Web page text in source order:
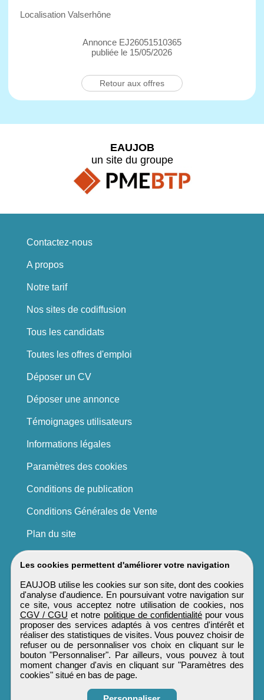
Localisation Valserhône
Annonce EJ26051510365
publiée le 15/05/2026
Retour aux offres
Les cookies permettent d'améliorer votre navigation
EAUJOB utilise les cookies sur son site, dont des cookies
d'analyse d'audience. En poursuivant votre navigation sur
ce site, vous acceptez notre utilisation de cookies, nos
CGV / CGU et notre politique de confidentialité pour vous
proposer des services adaptés à vos centres d'intérêt et
réaliser des statistiques de visites. Vous pouvez choisir de
refuser ou de personnaliser vos choix en cliquant sur le
bouton "Personnaliser". Par ailleurs, vous pouvez à tout
moment changer d'avis en cliquant sur "Paramètres des
cookies" situé en bas de page.
EAUJOB
un site du groupe
Contactez-nous
A propos
Notre tarif
Nos sites de codiffusion
Tous les candidats
Toutes les offres d'emploi
Déposer un CV
Déposer une annonce
Témoignages utilisateurs
Informations légales
Paramètres des cookies
Conditions de publication
Conditions Générales de Vente
Plan du site